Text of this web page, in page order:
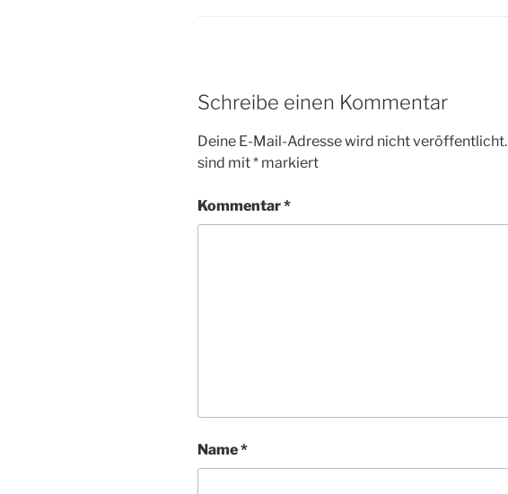
Schreibe einen Kommentar
Deine E-Mail-Adresse wird nicht veröffentlicht.
sind mit* markiert
Kommentar*
Name*